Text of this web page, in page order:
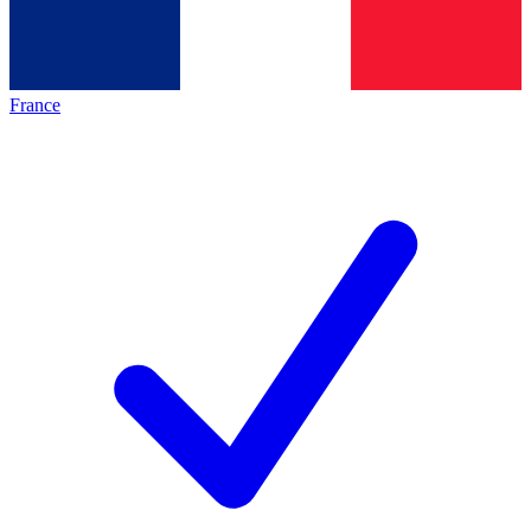
France